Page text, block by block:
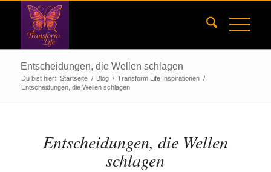
Entscheidungen, die Wellen schlagen
Du bist hier: Startseite / Blog / Transform Life Inspirationen /
Entscheidungen, die Wellen schlagen
Entscheidungen, die Wellen
schlagen